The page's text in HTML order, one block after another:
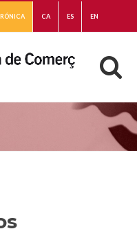
CA ES EN